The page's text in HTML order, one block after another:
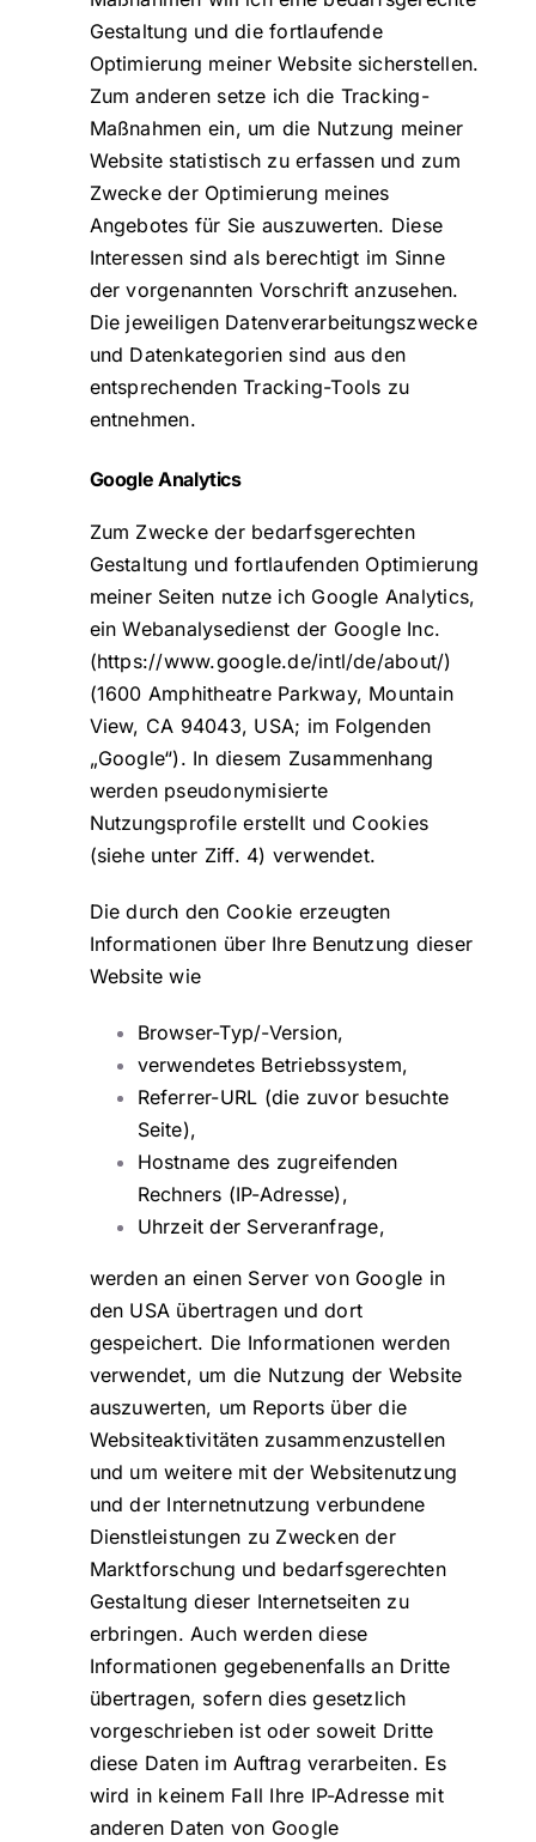
Gestaltung und die fortlaufende
Optimierung meiner Website sicherstellen.
Zum anderen setze ich die Tracking-
Maßnahmen ein, um die Nutzung meiner
Website statistisch zu erfassen und zum
Zwecke der Optimierung meines
Angebotes für Sie auszuwerten. Diese
Interessen sind als berechtigt im Sinne
der vorgenannten Vorschrift anzusehen.
Die jeweiligen Datenverarbeitungszwecke
und Datenkategorien sind aus den
entsprechenden Tracking-Tools zu
entnehmen.
Google Analytics
Zum Zwecke der bedarfsgerechten
Gestaltung und fortlaufenden Optimierung
meiner Seiten nutze ich Google Analytics,
ein Webanalysedienst der Google Inc.
(https://www.google.de/intl/de/about/)
(1600 Amphitheatre Parkway, Mountain
View, CA 94043, USA; im Folgenden
„Google“). In diesem Zusammenhang
werden pseudonymisierte
Nutzungsprofile erstellt und Cookies
(siehe unter Ziff. 4) verwendet.
Die durch den Cookie erzeugten
Informationen über Ihre Benutzung dieser
Website wie
Browser-Typ/-Version,
verwendetes Betriebssystem,
Referrer-URL (die zuvor besuchte
Seite),
Hostname des zugreifenden
Rechners (IP-Adresse),
Uhrzeit der Serveranfrage,
werden an einen Server von Google in
den USA übertragen und dort
gespeichert. Die Informationen werden
verwendet, um die Nutzung der Website
auszuwerten, um Reports über die
Websiteaktivitäten zusammenzustellen
und um weitere mit der Websitenutzung
und der Internetnutzung verbundene
Dienstleistungen zu Zwecken der
Marktforschung und bedarfsgerechten
Gestaltung dieser Internetseiten zu
erbringen. Auch werden diese
Informationen gegebenenfalls an Dritte
übertragen, sofern dies gesetzlich
vorgeschrieben ist oder soweit Dritte
diese Daten im Auftrag verarbeiten. Es
wird in keinem Fall Ihre IP-Adresse mit
anderen Daten von Google